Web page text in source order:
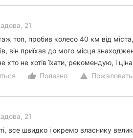
21
топ, пробив колесо 40 км від
він приїхав до мого місця
хто не хотів їхати, рекомендую, і
thumb_up_alt
Полезно warning
21
все швидко і окремо власнику